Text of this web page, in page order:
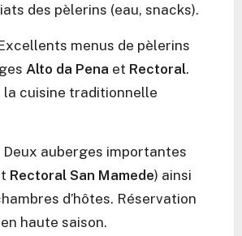
des pèlerins (eau, snacks).
menus de pèlerins
Alto da Pena et Rectoral.
la cuisine traditionnelle
Deux auberges importantes
Rectoral San Mamede) ainsi
d’hôtes. Réservation
haute saison.